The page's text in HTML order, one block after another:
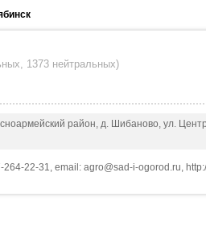
, 1373 нейтральных)
район, д. Шибаново, ул.
22-31, email: agro@sad-i-ogorod.ru,